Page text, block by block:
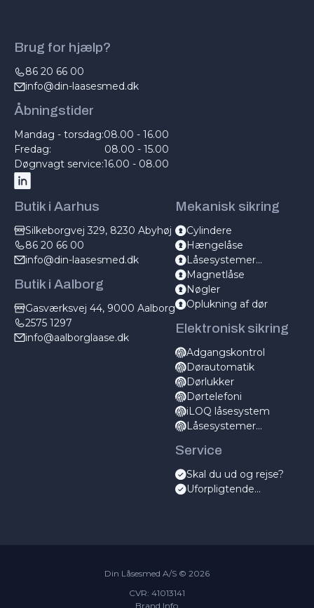
Brug for hjælp?
86 20 66 00
info@din-laasesmed.dk
Åbningstider
Mandag - torsdag:08.00 - 16.00
Fredag:
08.00 - 15.00
Døgnvagt service:16.00 - 08.00
Butik i Aarhus
Silkeborgvej 329, 8230 Abyhøj
86 20 66 00
info@din-laasesmed.dk
Butik i Aalborg
Gasværksvej 44, 9000 Aalborg
2575 1297
info@aalborglaase.dk
Mekanisk sikring
Cylindere
Hængelåse
Låsesystemer
mekanisk
Magnetlåse
Nøgler
Oplukning af dør
Elektronisk sikring
Adgangskontrol
Dørautomatik
Dørlukker
Dørtelefoni
iLOQ låsesystem
Låsesystemer
Service
Skal du ud og rejse?
Uforpligtende
Din Låsesmed A/S © 2026
CVR: 41013141
Brand Info